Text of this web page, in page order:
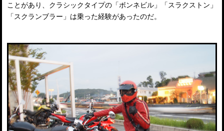
ことがあり、クラシックタイプの「ボンネビル」「スラクストン」
「スクランブラー」は乗った経験があったのだ。